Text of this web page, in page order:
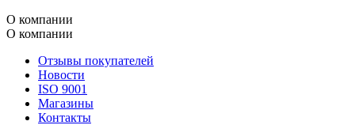
О компании
О компании
Отзывы покупателей
Новости
ISO 9001
Магазины
Контакты